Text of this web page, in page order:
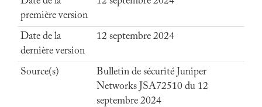
première version
Date de la
dernière version
12 septembre 2024
Source(s)
Bulletin de sécurité Juniper
Networks JSA72510 du 12
septembre 2024